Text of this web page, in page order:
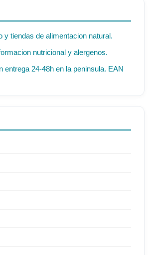
tiendas de alimentacion natural.
nutricional y alergenos.
24-48h en la peninsula. EAN